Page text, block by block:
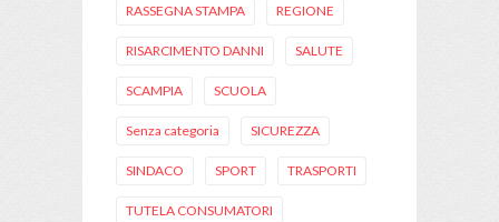
RASSEGNA STAMPA REGIONE
RISARCIMENTO DANNI SALUTE
SCAMPIA SCUOLA
Senza categoria SICUREZZA
SINDACO SPORT TRASPORTI
TUTELA CONSUMATORI